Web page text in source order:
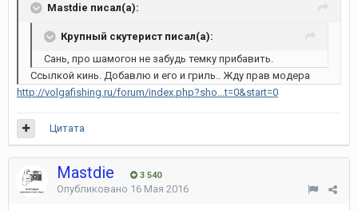
Mastdie писал(а):
Крупный скутерист писал(а):
Сань, про шамогон не забудь темку прибавить.
Ссылкой кинь. Добавлю и его и гриль.. Жду прав модера
http://volgafishing.ru/forum/index.php?sho...t=0&start=0
Цитата
Mastdie 3 540
Опубликовано 16 Мая 2016